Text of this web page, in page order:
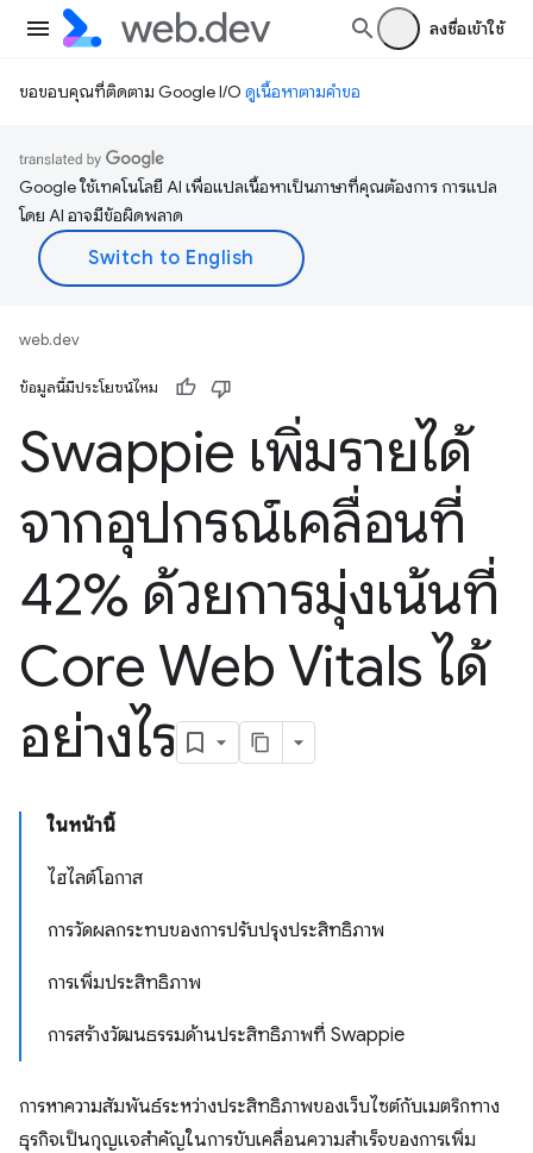
ลงชื่อเข้าใช้
ขอขอบคุณที่ติดตาม Google I/O ดูเนื้อหาตามคำขอ
Google ใช้เทคโนโลยี AI เพื่อแปลเนื้อหาเป็นภาษาที่คุณต้องการ การแปล
โดย AI อาจมีข้อผิดพลาด
web.dev
ข้อมูลนี้มีประโยชน์ไหม
Swappie เพิ่มรายได้
จากอุปกรณ์เคลื่อนที่
42% ด้วยการมุ่งเน้นที่
Core Web Vitals ได้
อย่างไร
ในหน้านี้
ไฮไลต์โอกาส
การวัดผลกระทบของการปรับปรุงประสิทธิภาพ
การเพิ่มประสิทธิภาพ
การสร้างวัฒนธรรมด้านประสิทธิภาพที่ Swappie
การหาความสัมพันธ์ระหว่างประสิทธิภาพของเว็บไซต์กับเมตริกทาง
ธุรกิจเป็นกุญแจสำคัญในการขับเคลื่อนความสําเร็จของการเพิ่ม